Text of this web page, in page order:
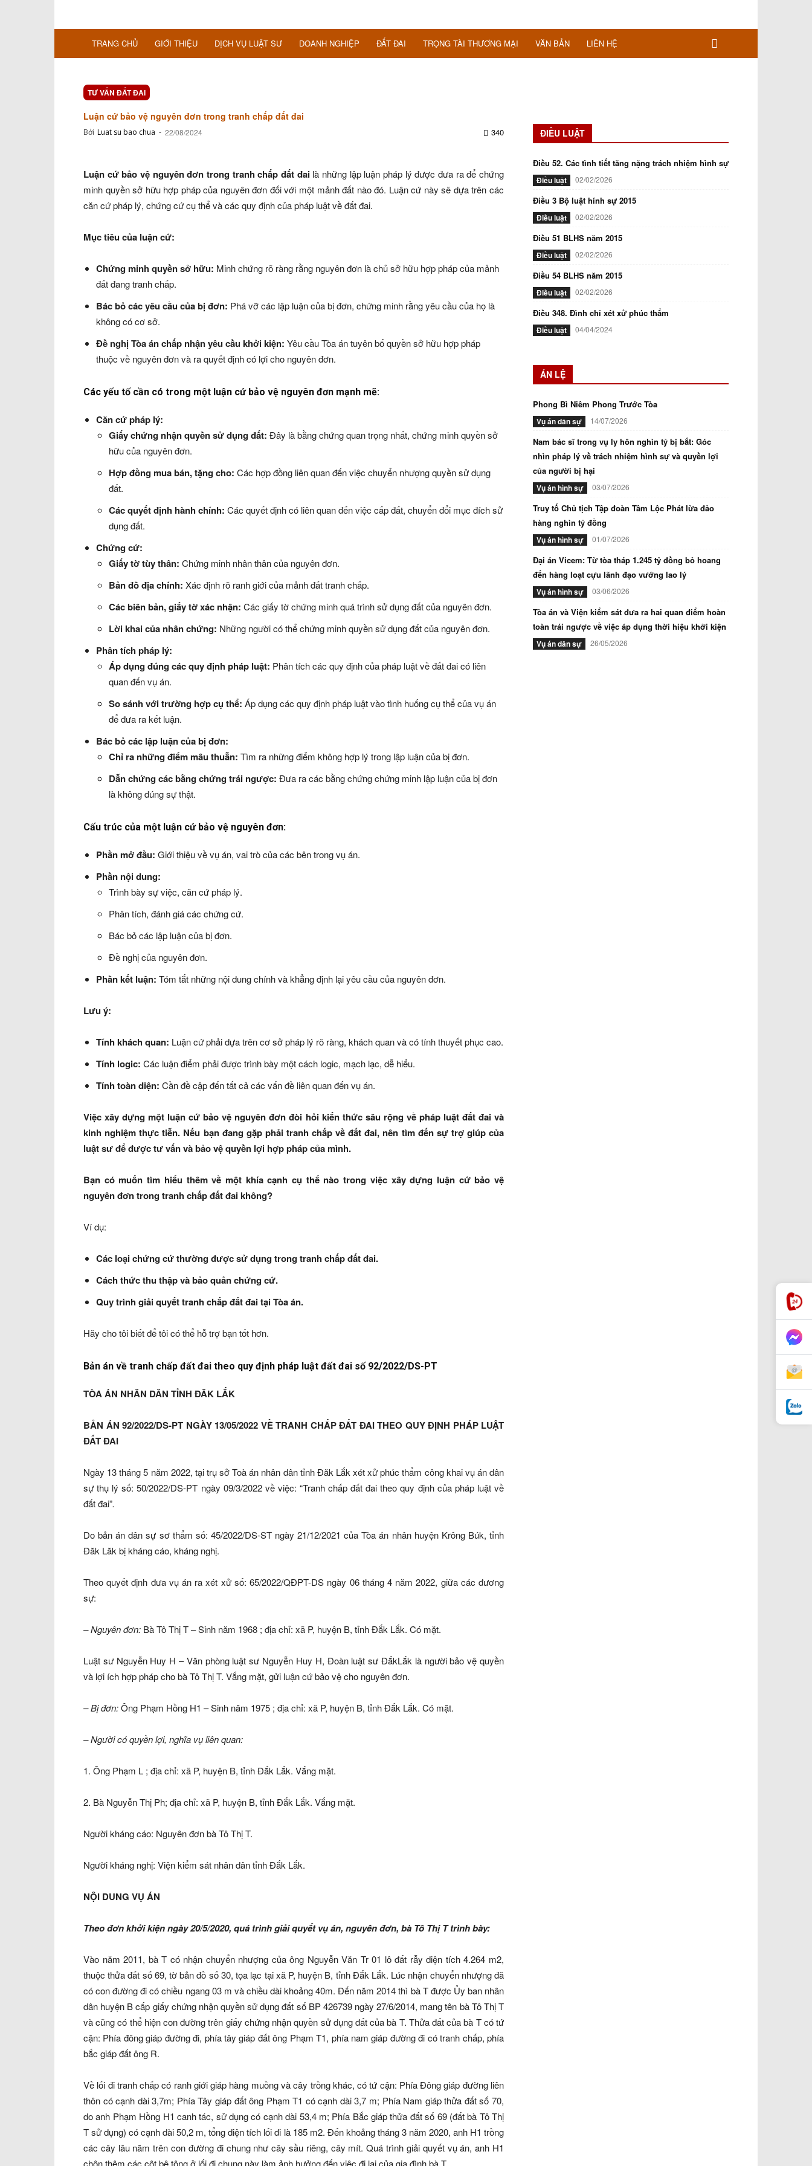
TRANG CHỦ GIỚI THIỆU DỊCH VỤ LUẬT SƯ DOANH NGHIỆP ĐẤT ĐAI TRỌNG TÀI THƯƠNG MẠI VĂN BẢN LIÊN HỆ
TƯ VẤN ĐẤT ĐAI
Luận cứ bảo vệ nguyên đơn trong tranh chấp đất đai
Bởi Luat su bao chua - 22/08/2024 340
Luận cứ bảo vệ nguyên đơn trong tranh chấp đất đailà những lập luận pháp lý được đưa ra để chứng
minh quyền sở hữu hợp pháp của nguyên đơn đối với một mảnh đất nào đó. Luận cứ này sẽ dựa trên các
căn cứ pháp lý, chứng cứ cụ thể và các quy định của pháp luật về đất đai.
Mục tiêu của luận cứ:
Chứng minh quyền sở hữu: Minh chứng rõ ràng rằng nguyên đơn là chủ sở hữu hợp pháp của mảnh
đất đang tranh chấp.
Bác bỏ các yêu cầu của bị đơn: Phá vỡ các lập luận của bị đơn, chứng minh rằng yêu cầu của họ là
không có cơ sở.
Đề nghị Tòa án chấp nhận yêu cầu khởi kiện: Yêu cầu Tòa án tuyên bố quyền sở hữu hợp pháp
thuộc về nguyên đơn và ra quyết định có lợi cho nguyên đơn.
Các yếu tố cần có trong một luận cứ bảo vệ nguyên đơn mạnh mẽ:
Căn cứ pháp lý:
Giấy chứng nhận quyền sử dụng đất: Đây là bằng chứng quan trọng nhất, chứng minh quyền sở
hữu của nguyên đơn.
Hợp đồng mua bán, tặng cho: Các hợp đồng liên quan đến việc chuyển nhượng quyền sử dụng
đất.
Các quyết định hành chính: Các quyết định có liên quan đến việc cấp đất, chuyển đổi mục đích sử
dụng đất.
Chứng cứ:
Giấy tờ tùy thân: Chứng minh nhân thân của nguyên đơn.
Bản đồ địa chính: Xác định rõ ranh giới của mảnh đất tranh chấp.
Các biên bản, giấy tờ xác nhận: Các giấy tờ chứng minh quá trình sử dụng đất của nguyên đơn.
Lời khai của nhân chứng: Những người có thể chứng minh quyền sử dụng đất của nguyên đơn.
Phân tích pháp lý:
Áp dụng đúng các quy định pháp luật: Phân tích các quy định của pháp luật về đất đai có liên
quan đến vụ án.
So sánh với trường hợp cụ thể: Áp dụng các quy định pháp luật vào tình huống cụ thể của vụ án
để đưa ra kết luận.
Bác bỏ các lập luận của bị đơn:
Chỉ ra những điểm mâu thuẫn: Tìm ra những điểm không hợp lý trong lập luận của bị đơn.
Dẫn chứng các bằng chứng trái ngược: Đưa ra các bằng chứng chứng minh lập luận của bị đơn
là không đúng sự thật.
Cấu trúc của một luận cứ bảo vệ nguyên đơn:
Phần mở đầu: Giới thiệu về vụ án, vai trò của các bên trong vụ án.
Phần nội dung:
Trình bày sự việc, căn cứ pháp lý.
Phân tích, đánh giá các chứng cứ.
Bác bỏ các lập luận của bị đơn.
Đề nghị của nguyên đơn.
Phần kết luận: Tóm tắt những nội dung chính và khẳng định lại yêu cầu của nguyên đơn.
Lưu ý:
Tính khách quan: Luận cứ phải dựa trên cơ sở pháp lý rõ ràng, khách quan và có tính thuyết phục cao.
Tính logic: Các luận điểm phải được trình bày một cách logic, mạch lạc, dễ hiểu.
Tính toàn diện: Cần đề cập đến tất cả các vấn đề liên quan đến vụ án.
Việc xây dựng một luận cứ bảo vệ nguyên đơn đòi hỏi kiến thức sâu rộng về pháp luật đất đai và
kinh nghiệm thực tiễn. Nếu bạn đang gặp phải tranh chấp về đất đai, nên tìm đến sự trợ giúp của
luật sư để được tư vấn và bảo vệ quyền lợi hợp pháp của mình.
Bạn có muốn tìm hiểu thêm về một khía cạnh cụ thể nào trong việc xây dựng luận cứ bảo vệ
nguyên đơn trong tranh chấp đất đai không?
Ví dụ:
Các loại chứng cứ thường được sử dụng trong tranh chấp đất đai.
Cách thức thu thập và bảo quản chứng cứ.
Quy trình giải quyết tranh chấp đất đai tại Tòa án.
Hãy cho tôi biết để tôi có thể hỗ trợ bạn tốt hơn.
Bản án về tranh chấp đất đai theo quy định pháp luật đất đai số 92/2022/DS-PT
TÒA ÁN NHÂN DÂN TỈNH ĐĂK LẮK
BẢN ÁN 92/2022/DS-PT NGÀY 13/05/2022 VỀ TRANH CHẤP ĐẤT ĐAI THEO QUY ĐỊNH PHÁP LUẬT
ĐẤT ĐAI
Ngày 13 tháng 5 năm 2022, tại trụ sở Toà án nhân dân tỉnh Đăk Lắk xét xử phúc thẩm công khai vụ án dân
sự thụ lý số: 50/2022/DS-PT ngày 09/3/2022 về việc: “Tranh chấp đất đai theo quy định của pháp luật về
đất đai”.
Do bản án dân sự sơ thẩm số: 45/2022/DS-ST ngày 21/12/2021 của Tòa án nhân huyện Krông Búk, tỉnh
Đăk Lăk bị kháng cáo, kháng nghị.
Theo quyết định đưa vụ án ra xét xử số: 65/2022/QĐPT-DS ngày 06 tháng 4 năm 2022, giữa các đương
sự:
– Nguyên đơn: Bà Tô Thị T – Sinh năm 1968 ; địa chỉ: xã P, huyện B, tỉnh Đắk Lắk. Có mặt.
Luật sư Nguyễn Huy H – Văn phòng luật sư Nguyễn Huy H, Đoàn luật sư ĐắkLắk là người bảo vệ quyền
và lợi ích hợp pháp cho bà Tô Thị T. Vắng mặt, gửi luận cứ bảo vệ cho nguyên đơn.
– Bị đơn:Ông Phạm Hồng H1 – Sinh năm 1975 ; địa chỉ: xã P, huyện B, tỉnh Đắk Lắk. Có mặt.
– Người có quyền lợi, nghĩa vụ liên quan:
1. Ông Phạm L ; địa chỉ: xã P, huyện B, tỉnh Đắk Lắk. Vắng mặt.
2. Bà Nguyễn Thị Ph; địa chỉ: xã P, huyện B, tỉnh Đắk Lắk. Vắng mặt.
Người kháng cáo: Nguyên đơn bà Tô Thị T.
Người kháng nghị: Viện kiểm sát nhân dân tỉnh Đắk Lắk.
NỘI DUNG VỤ ÁN
Theo đơn khởi kiện ngày 20/5/2020, quá trình giải quyết vụ án, nguyên đơn, bà Tô Thị T trình bày:
Vào năm 2011, bà T có nhận chuyển nhượng của ông Nguyễn Văn Tr 01 lô đất rẫy diện tích 4.264 m2,
thuộc thửa đất số 69, tờ bản đồ số 30, tọa lạc tại xã P, huyện B, tỉnh Đắk Lắk. Lúc nhận chuyển nhượng đã
có con đường đi có chiều ngang 03 m và chiều dài khoảng 40m. Đến năm 2014 thì bà T được Ủy ban nhân
dân huyện B cấp giấy chứng nhận quyền sử dụng đất số BP 426739 ngày 27/6/2014, mang tên bà Tô Thị T
và cũng có thể hiện con đường trên giấy chứng nhận quyền sử dụng đất của bà T. Thửa đất của bà T có tứ
cận: Phía đông giáp đường đi, phía tây giáp đất ông Phạm T1, phía nam giáp đường đi có tranh chấp, phía
bắc giáp đất ông R.
Về lối đi tranh chấp có ranh giới giáp hàng muồng và cây trồng khác, có tứ cận: Phía Đông giáp đường liên
thôn có cạnh dài 3,7m; Phía Tây giáp đất ông Phạm T1 có cạnh dài 3,7 m; Phía Nam giáp thửa đất số 70,
do anh Phạm Hồng H1 canh tác, sử dụng có cạnh dài 53,4 m; Phía Bắc giáp thửa đất số 69 (đất bà Tô Thị
T sử dụng) có cạnh dài 50,2 m, tổng diện tích lối đi là 185 m2. Đến khoảng tháng 3 năm 2020, anh H1 trồng
các cây lâu năm trên con đường đi chung như cây sầu riêng, cây mít. Quá trình giải quyết vụ án, anh H1
chôn thêm các cột bê tông ở lối đi chung này làm ảnh hưởng đến việc đi lại của gia đình bà T.
ĐIỀU LUẬT
Điều 52. Các tình tiết tăng nặng trách nhiệm hình sự
Điều luật 02/02/2026
Điều 3 Bộ luật hính sự 2015
Điều luật 02/02/2026
Điều 51 BLHS năm 2015
Điều luật 02/02/2026
Điều 54 BLHS năm 2015
Điều luật 02/02/2026
Điều 348. Đình chỉ xét xử phúc thẩm
Điều luật 04/04/2024
ÁN LỆ
Phong Bì Niêm Phong Trước Tòa
Vụ án dân sự 14/07/2026
Nam bác sĩ trong vụ ly hôn nghìn tỷ bị bắt: Góc
nhìn pháp lý về trách nhiệm hình sự và quyền lợi
của người bị hại
Vụ án hình sự 03/07/2026
Truy tố Chủ tịch Tập đoàn Tâm Lộc Phát lừa đảo
hàng nghìn tỷ đồng
Vụ án hình sự 01/07/2026
Đại án Vicem: Từ tòa tháp 1.245 tỷ đồng bỏ hoang
đến hàng loạt cựu lãnh đạo vướng lao lý
Vụ án hình sự 03/06/2026
Tòa án và Viện kiểm sát đưa ra hai quan điểm hoàn
toàn trái ngược về việc áp dụng thời hiệu khởi kiện
Vụ án dân sự 26/05/2026